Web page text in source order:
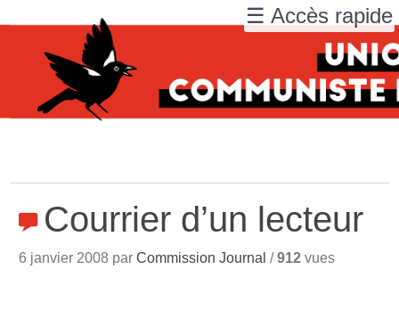
Courrier d’un lecteur
6 janvier 2008 parCommission Journal /912 vues
☰ Accès rapide